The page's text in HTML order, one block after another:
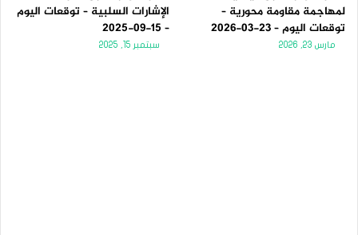
لمهاجمة مقاومة محورية –
توقعات اليوم – 23-03-2026
مارس 23, 2026
الإشارات السلبية – توقعات اليوم
– 15-09-2025
سبتمبر 15, 2025